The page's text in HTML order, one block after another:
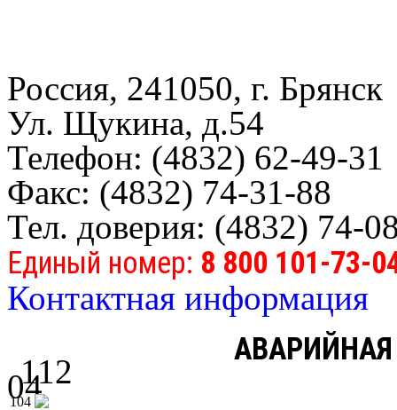
Россия, 241050, г. Брянск
Ул. Щукина, д.54
Телефон: (4832) 62-49-31
Факс: (4832) 74-31-88
Тел. доверия: (4832) 74-
Единый номер: 8 800 101-73-
Контактная информация
04
112
104